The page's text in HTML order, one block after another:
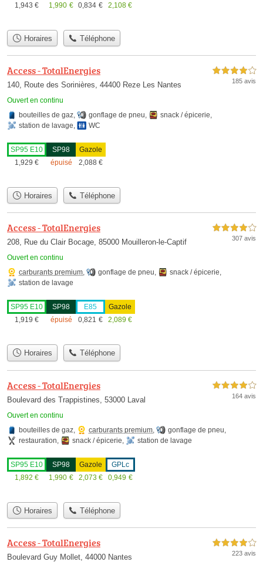
1,943 €
1,990 €
0,834 €
2,108 €
Horaires Téléphone
Access - TotalEnergies
140, Route des Sorinières, 44400 Reze Les Nantes
Ouvert en continu
4,0 étoiles sur 5
185 avis
bouteilles de gaz, gonflage de pneu, snack / épicerie,
station de lavage, WC
SP95 E10
1,929 €
SP98
épuisé
Gazole
2,088 €
Horaires Téléphone
Access - TotalEnergies
208, Rue du Clair Bocage, 85000 Mouilleron-le-Captif
Ouvert en continu
4,0 étoiles sur 5
307 avis
carburants premium, gonflage de pneu, snack / épicerie,
station de lavage
SP95 E10
1,919 €
SP98
épuisé
E85
0,821 €
Gazole
2,089 €
Horaires Téléphone
Access - TotalEnergies
Boulevard des Trappistines, 53000 Laval
Ouvert en continu
4,0 étoiles sur 5
164 avis
bouteilles de gaz carburants premium gonflage de pneu
restauration
snack / épicerie station de lavage
SP95 E10
1,892 €
SP98
1,990 €
Gazole
2,073 €
GPLc
0,949 €
Horaires Téléphone
Access - TotalEnergies
Boulevard Guy Mollet, 44000 Nantes
4,0 étoiles sur 5
223 avis